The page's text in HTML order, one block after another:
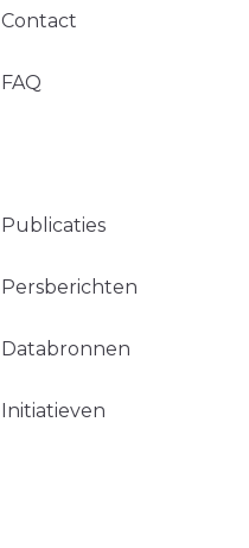
Contact
FAQ
Publicaties
Persberichten
Databronnen
Initiatieven